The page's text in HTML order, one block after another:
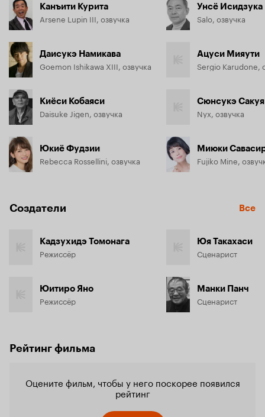
Канъити Курита
Arsene Lupin III, озвучка
Даисукэ Намикава
Goemon Ishikawa XIII, озвучка
Киёси Кобаяси
Daisuke Jigen, озвучка
Юкиё Фудзии
Rebecca Rossellini, озвучка
Унсё Исидзука
Salo, озвучка
Ацуси Мияути
Sergio Karudone,
Сюнсукэ Сакуя
Nyx, озвучка
Миюки
Fujiko Mine,
Создатели Все
Кадзухидэ Томонага
Режиссёр
Юитиро Яно
Режиссёр
Юя Такахаси
Сценарист
Манки Панч
Сценарист
Рейтинг фильма
Оцените фильм, чтобы у него поскорее появился
рейтинг